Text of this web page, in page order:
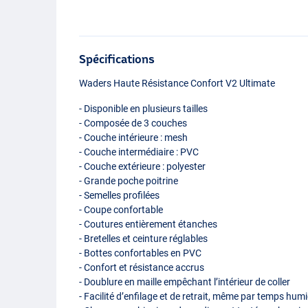
Spécifications
Waders Haute Résistance Confort V2 Ultimate
- Disponible en plusieurs tailles
- Composée de 3 couches
- Couche intérieure : mesh
- Couche intermédiaire : PVC
- Couche extérieure : polyester
- Grande poche poitrine
- Semelles profilées
- Coupe confortable
- Coutures entièrement étanches
- Bretelles et ceinture réglables
- Bottes confortables en PVC
- Confort et résistance accrus
- Doublure en maille empêchant l’intérieur de coller
- Facilité d’enfilage et de retrait, même par temps